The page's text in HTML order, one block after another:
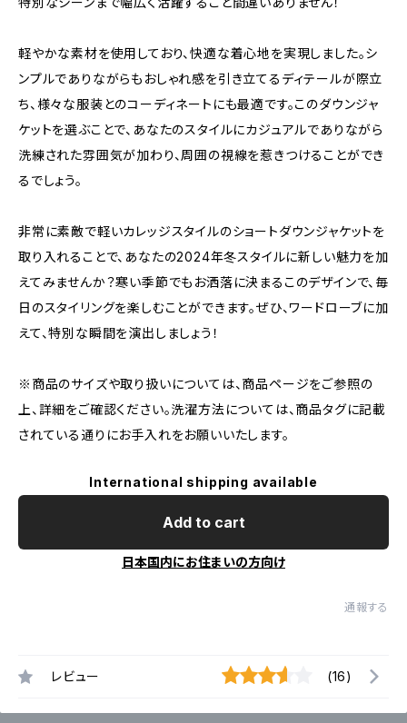
軽やかな素材を使用しており、快適な着心地を実現しました。シ
ンプルでありながらもおしゃれ感を引き立てるディテールが際立
ち、様々な服装とのコーディネートにも最適です。このダウンジャ
ケットを選ぶことで、あなたのスタイルにカジュアルでありながら
洗練された雰囲気が加わり、周囲の視線を惹きつけることができ
るでしょう。
非常に素敵で軽いカレッジスタイルのショートダウンジャケットを
取り入れることで、あなたの2024年冬スタイルに新しい魅力を加
えてみませんか？寒い季節でもお洒落に決まるこのデザインで、毎
日のスタイリングを楽しむことができます。ぜひ、ワードローブに加
えて、特別な瞬間を演出しましょう！
※商品のサイズや取り扱いについては、商品ページをご参照の
上、詳細をご確認ください。洗濯方法については、商品タグに記載
されている通りにお手入れをお願いいたします。
International shipping available
Add to cart
日本国内にお住まいの方向け
通報する
レビュー (16)